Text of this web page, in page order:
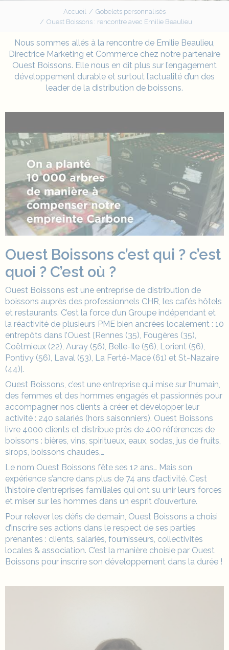
Accueil
Gobelets personnalisés
Ouest Boissons : rencontre avec Emilie Beaulieu
Nous sommes allés à la rencontre de Emilie Beaulieu,
Directrice Marketing et Commerce chez notre partenaire
Ouest Boissons. Elle nous en dit plus sur l’engagement
développement durable et surtout l’actualité d’un des
leader de la distribution de boissons.
Ouest Boissons c’est qui ? c’est
quoi ? C’est où ?
Ouest Boissons est une entreprise de distribution de
boissons auprès des professionnels CHR, les cafés hôtels
et restaurants. C’est la force d’un Groupe indépendant et
la réactivité de plusieurs PME bien ancrées localement : 10
entrepôts dans l’Ouest [Rennes (35), Fougères (35),
Coëtmieux (22), Auray (56), Belle-Ile (56), Lorient (56),
Pontivy (56), Laval (53), La Ferté-Macé (61) et St-Nazaire
(44)].
Ouest Boissons, c’est une entreprise qui mise sur l’humain,
des femmes et des hommes engagés et passionnés pour
accompagner nos clients à créer et développer leur
activité : 240 salariés (hors saisonniers). Ouest Boissons
livre 4000 clients et distribue près de 400 références de
boissons : bières, vins, spiritueux, eaux, sodas, jus de fruits,
sirops, boissons chaudes,…
Le nom Ouest Boissons fête ses 12 ans… Mais son
expérience s’ancre dans plus de 74 ans d’activité. C’est
l’histoire d’entreprises familiales qui ont su unir leurs forces
et miser sur les hommes dans un esprit d’ouverture.
Pour relever les défis de demain, Ouest Boissons a choisi
d’inscrire ses actions dans le respect de ses parties
prenantes : clients, salariés, fournisseurs, collectivités
locales & association. C’est la manière choisie par Ouest
Boissons pour inscrire son développement dans la durée !